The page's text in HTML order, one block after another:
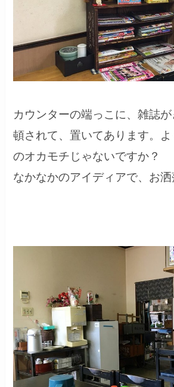
カウンターの端っこに、雑誌
頓されて、置いてあります。
のオカモチじゃないですか？
なかなかのアイディアで、お洒